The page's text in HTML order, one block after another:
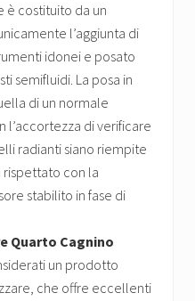
è costituito da un
l’aggiunta di
idonei e posato
semifluidi. La posa in
di un normale
di verificare
radianti siano riempite
con la
stabilito in fase di
Quarto Cagnino
un prodotto
che offre eccellenti